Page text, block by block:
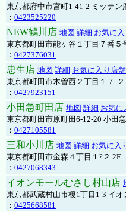
東京都府中市宮町1-41-2 ミッテン
： 0423525220
NEW鶴川店 地図 詳細 お気に
東京都町田市能ヶ谷１丁目７番
： 0427376031
忠生店 地図 詳細 お気に入り店
東京都町田市木曽西２丁目１７-２
： 0427923151
小田急町田店 地図 詳細 お気に
東京都町田市原町田6-12-20 小田
： 0427105581
三和小川店 地図 詳細 お気に入
東京都町田市金森４丁目１?２ 2F
： 0427068343
イオンモールむさし村山店
東京都武蔵村山市榎1丁目1-3 イ
： 0425668581